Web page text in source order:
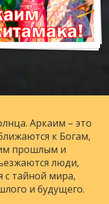
Аркаим – это
к Богам,
прошлым и
люди,
с тайной мира,
и будущего.